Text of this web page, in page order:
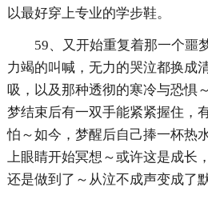
以最好穿上专业的学步鞋。
59、又开始重复着那一个噩
力竭的叫喊，无力的哭泣都换成
吸，以及那种透彻的寒冷与恐惧
梦结束后有一双手能紧紧握住，
怕～如今，梦醒后自己捧一杯热
上眼睛开始冥想～或许这是成长
还是做到了～从泣不成声变成了